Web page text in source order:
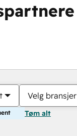
Velg bransjer
Tøm alt